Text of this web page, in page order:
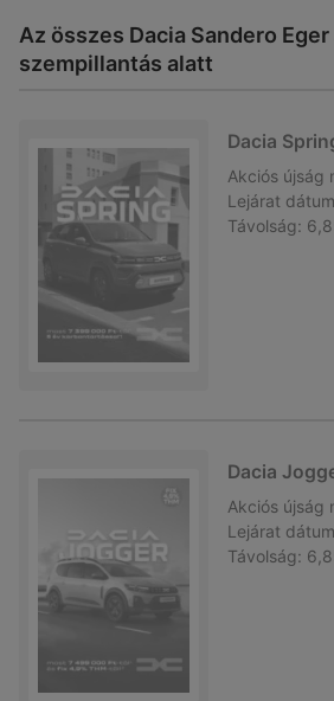
Az összes Dacia Sandero
szempillantás alatt
Dacia
Akciós újság
Lejárat
Távolság:
Dacia
Akciós újság
Lejárat
Távolság: